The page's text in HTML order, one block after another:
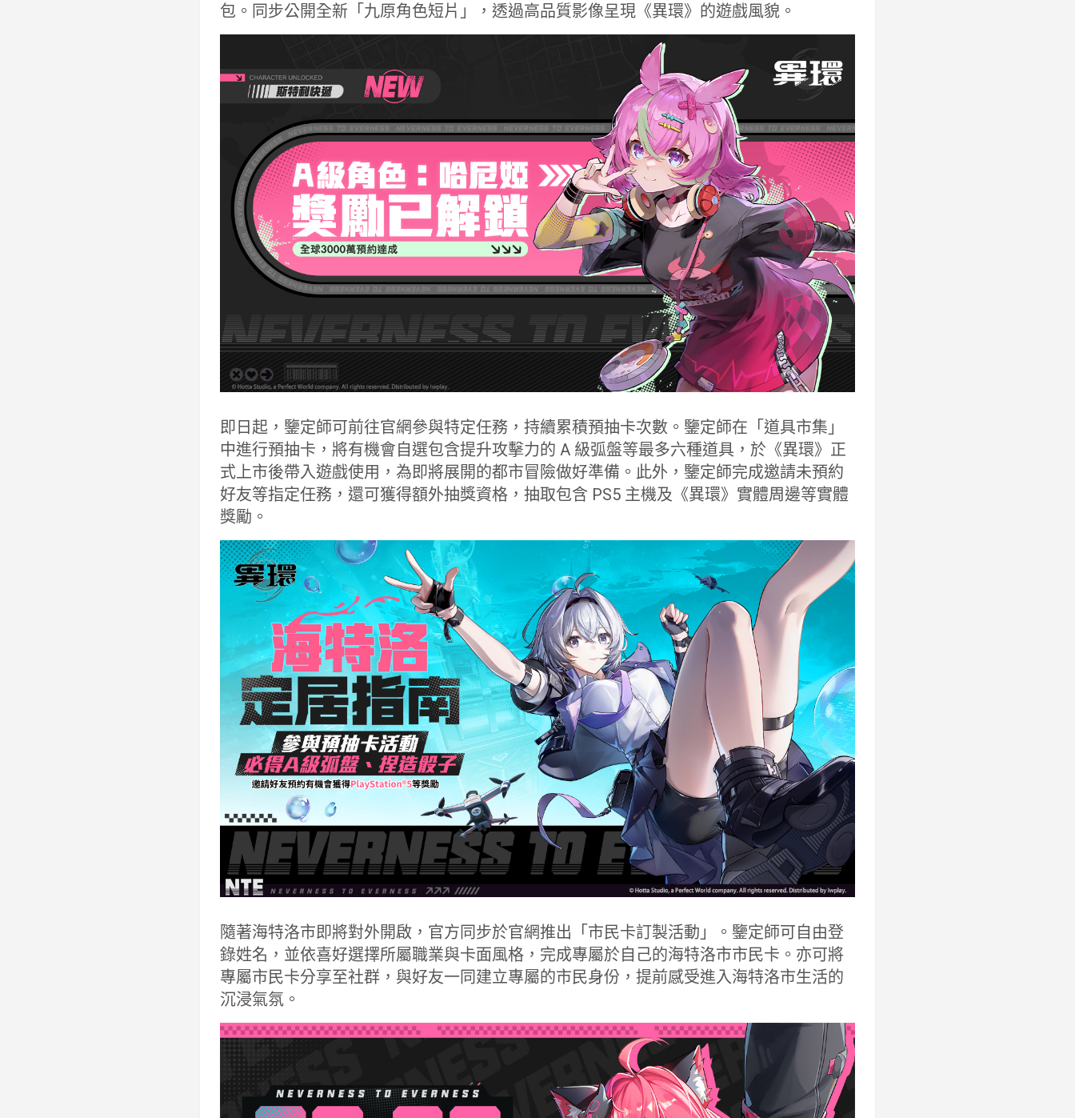
包。同步公開全新「九原角色短片」，透過高品質影像呈現《異環》的遊戲風貌。
即日起，鑒定師可前往官網參與特定任務，持續累積預抽卡次數。鑒定師在「道具市集」
中進行預抽卡，將有機會自選包含提升攻擊力的 A 級弧盤等最多六種道具，於《異環》正
式上市後帶入遊戲使用，為即將展開的都市冒險做好準備。此外，鑒定師完成邀請未預約
好友等指定任務，還可獲得額外抽獎資格，抽取包含 PS5 主機及《異環》實體周邊等實體
獎勵。
隨著海特洛市即將對外開啟，官方同步於官網推出「市民卡訂製活動」。鑒定師可自由登
錄姓名，並依喜好選擇所屬職業與卡面風格，完成專屬於自己的海特洛市市民卡。亦可將
專屬市民卡分享至社群，與好友一同建立專屬的市民身份，提前感受進入海特洛市生活的
沉浸氣氛。